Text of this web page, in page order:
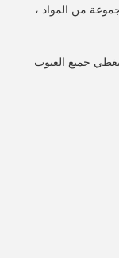
من المواد ،
جميع العيوب